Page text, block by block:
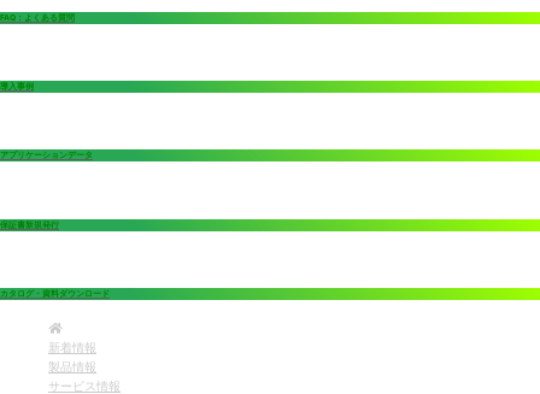
FAQ：よくある質問
導入事例
アプリケーションデータ
保証書新規発行
カタログ・資料ダウンロード
新着情報
製品情報
サービス情報